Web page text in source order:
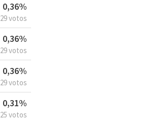
0,36%
29 votos
0,36%
29 votos
0,36%
29 votos
0,31%
25 votos